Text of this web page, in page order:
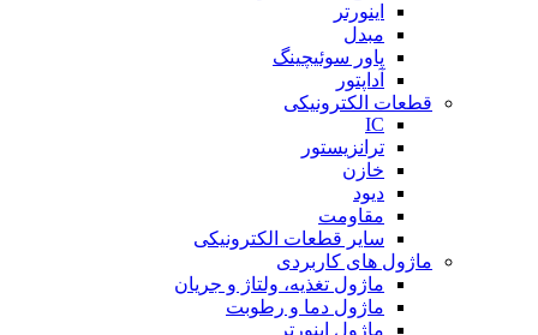
اینورتر
مبدل
پاور سوئیچینگ
آداپتور
قطعات الکترونیکی
IC
ترانزیستور
خازن
دیود
مقاومت
سایر قطعات الکترونیکی
ماژول های کاربردی
ماژول تغذیه، ولتاژ و جریان
ماژول دما و رطوبت
ماژول اینورتر